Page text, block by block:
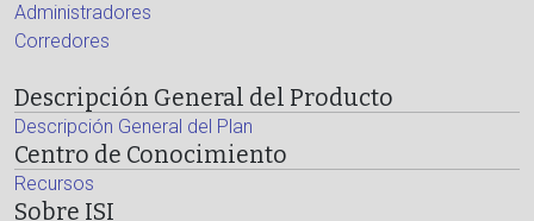
Administradores
Corredores
Descripción General del Producto
Descripción General del Plan
Centro de Conocimiento
Recursos
Sobre ISI